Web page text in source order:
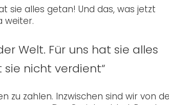
sie alles getan! Und das, was jetzt
weiter.
Welt. Für uns hat sie alles
nicht verdient“
zu zahlen. Inzwischen sind wir von